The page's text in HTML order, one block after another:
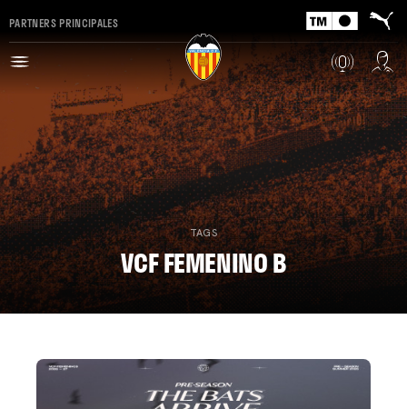
PARTNERS PRINCIPALES
TAGS
VCF FEMENINO B